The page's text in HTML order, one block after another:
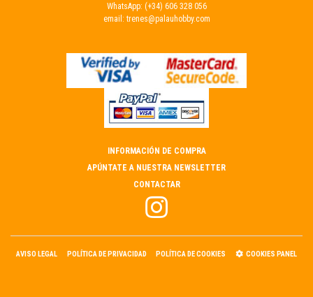
WhatsApp: (+34) 606 328 056
email: trenes@palauhobby.com
INFORMACIÓN DE COMPRA
APÚNTATE A NUESTRA NEWSLETTER
CONTACTAR
AVISO LEGAL POLÍTICA DE PRIVACIDAD POLÍTICA DE COOKIES COOKIES PANEL